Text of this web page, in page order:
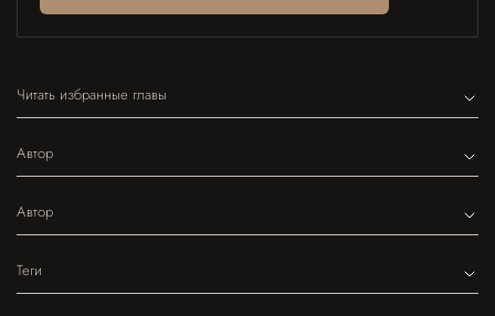
Читать избранные главы
Автор
Автор
Теги